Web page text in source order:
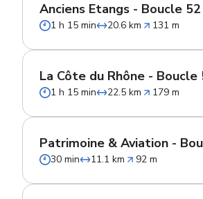
Anciens Etangs - Boucle 52
1 h 15 min 20.6 km 131 m
La Côte du Rhône - Boucle
1 h 15 min 22.5 km 179 m
Patrimoine & Aviation -
30 min 11.1 km 92 m